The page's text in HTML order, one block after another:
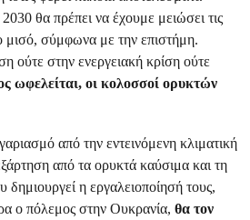
θα πρέπει να έχουμε μειώσει τις
μισό, σύμφωνα με την επιστήμη.
ούτε στην ενεργειακή κρίση ούτε
ωφελείται, οι κολοσσοί ορυκτών
από την εντεινόμενη κλιματική
από τα ορυκτά καύσιμα και τη
δημιουργεί η εργαλειοποίησή τους,
ο πόλεμος στην Ουκρανία, θα τον